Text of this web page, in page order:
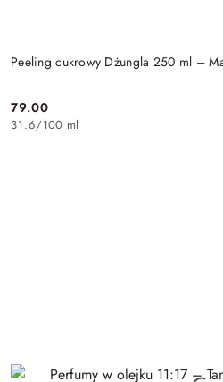
Peeling cukrowy Dżungla 250 ml –
Cena:
79.00
31.6/100 ml